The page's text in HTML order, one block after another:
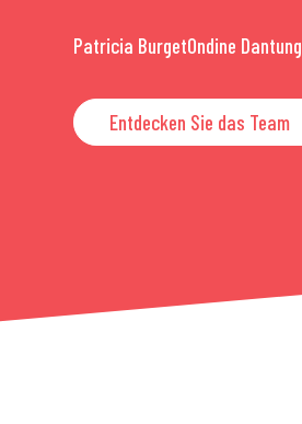
Patricia BurgetOndine Dantung
Entdecken Sie das Team